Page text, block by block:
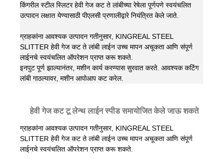
किंगरील स्टील स्लिटर हेवी गेज कट ते लांबीच्या रेषेला पूर्णपणे स्वयंचलित
उत्पादन लक्षात येण्यासाठी पीएलसी प्रणालीद्वारे नियंत्रित केले जाते.
ग्राहकांना आवश्यक उत्पादन गतीनुसार, KINGREAL STEEL
SLITTER हेवी गेज कट ते लांबी लाईन उच्च मापन अचूकता आणि संपूर्ण
लाईनचे स्वयंचलित ऑपरेशन प्राप्त करू शकते.
इनपुट पूर्ण झाल्यानंतर, मशीन कार्य करण्यास सुरवात करते. आवश्यक कटिंग
लांबी गाठल्यावर, मशीन आपोआप कट करेल.
हेवी गेज कट टू लेन्थ लाईन स्पीड समायोजित केले जाऊ शकते
ग्राहकांना आवश्यक उत्पादन गतीनुसार, KINGREAL STEEL
SLITTER हेवी गेज कट ते लांबी लाईन उच्च मापन अचूकता आणि संपूर्ण
लाईनचे स्वयंचलित ऑपरेशन प्राप्त करू शकते.